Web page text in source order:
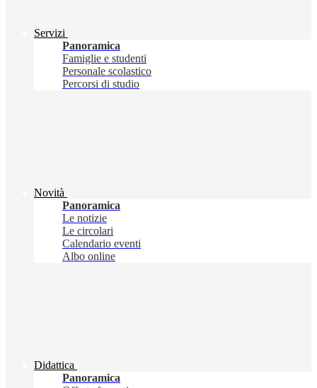
Servizi
Panoramica
Famiglie e studenti
Personale scolastico
Percorsi di studio
Novità
Panoramica
Le notizie
Le circolari
Calendario eventi
Albo online
Didattica
Panoramica